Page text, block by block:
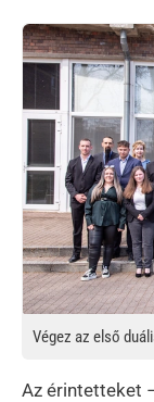
Kép
Végez az első
Az érintetteket